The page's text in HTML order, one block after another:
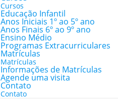
Cursos
Educação Infantil
Anos Iniciais 1º ao 5º ano
Anos Finais 6º ao 9º ano
Ensino Médio
Programas Extracurriculares
Matrículas
Matrículas
Informações de Matrículas
Agende uma visita
Contato
Contato